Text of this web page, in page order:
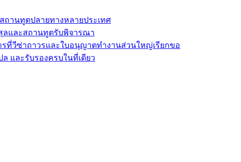
านทูตปลายทางหลายประเทศ
ลและสถานทูตรับพิจารณา
รที่วีซ่าถาวรและใบอนุญาตทำงานส่วนใหญ่เรียกขอ
ล และรับรองครบในที่เดียว